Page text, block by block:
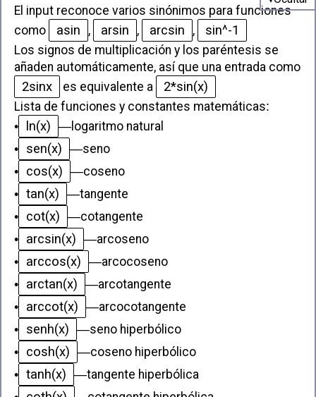
El input reconoce varios sinónimos para funciones
como
asin , arsin , arcsin , sin^-1
Los signos de multiplicación y los paréntesis se
añaden automáticamente, así que una entrada como
2sinx es equivalente a 2*sin(x)
Lista de funciones y constantes matemáticas:
•
ln(x) —logaritmo natural
•
sen(x) —seno
•
cos(x) —coseno
• tan(x) —tangente
•
cot(x) —cotangente
•
arcsin(x) —arcoseno
•
arccos(x) —arcocoseno
•
arctan(x) —arcotangente
•
arccot(x) —arcocotangente
•
senh(x) —seno hiperbólico
•
cosh(x) —coseno hiperbólico
• tanh(x) —tangente hiperbólica